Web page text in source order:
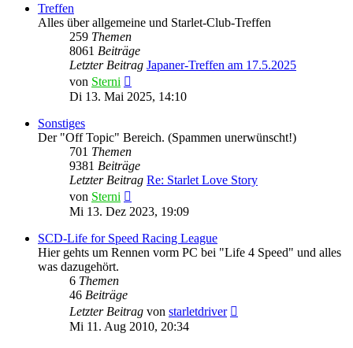
Treffen
Alles über allgemeine und Starlet-Club-Treffen
259 Themen
8061 Beiträge
Letzter Beitrag Japaner-Treffen am 17.5.2025
von Sterni
Beitrag
Di 13. Mai 2025, 14:10
Sonstiges
Der "Off Topic" Bereich. (Spammen unerwünscht!)
701 Themen
9381 Beiträge
Letzter Beitrag Re: Starlet Love Story
von Sterni
Beitrag
Mi 13. Dez 2023, 19:09
SCD-Life for Speed Racing League
Hier gehts um Rennen vorm PC bei "Life 4 Speed" und alles
was dazugehört.
6 Themen
46 Beiträge
Letzter Beitrag von starletdriver
Mi 11. Aug 2010, 20:34